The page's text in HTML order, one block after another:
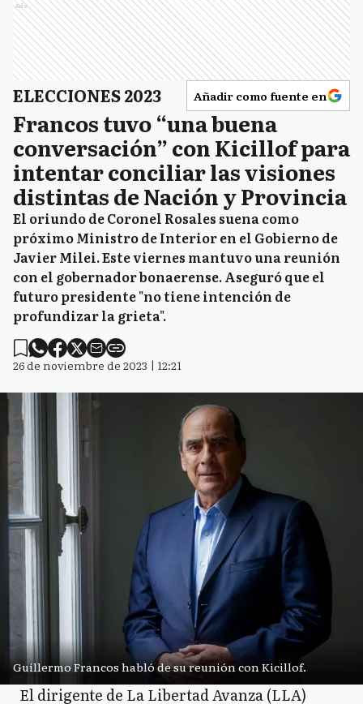
Ads
ELECCIONES 2023 Añadir como fuente en
Francos tuvo “una buena
conversación” con Kicillof para
intentar conciliar las visiones
distintas de Nación y Provincia
El oriundo de Coronel Rosales suena como
próximo Ministro de Interior en el Gobierno de
Javier Milei. Este viernes mantuvo una reunión
con el gobernador bonaerense. Aseguró que el
futuro presidente "no tiene intención de
profundizar la grieta".
26 de noviembre de 2023 | 12:21
Guillermo Francos habló de su reunión con Kicillof.
El dirigente de La Libertad Avanza (LLA)